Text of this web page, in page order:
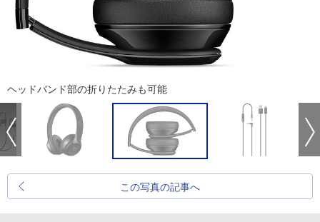
ヘッドバンド部の折りたたみも可能
この写真の記事へ